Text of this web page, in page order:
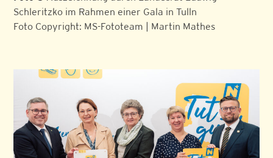
Schleritzko im Rahmen einer Gala in Tulln
Foto Copyright: MS-Fototeam | Martin Mathes